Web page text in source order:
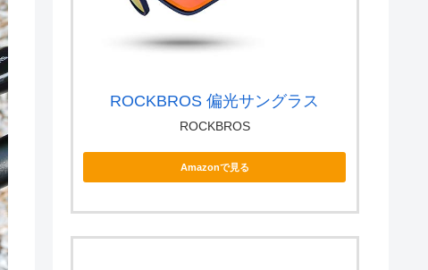
ROCKBROS 偏光サングラス
ROCKBROS
Amazonで見る